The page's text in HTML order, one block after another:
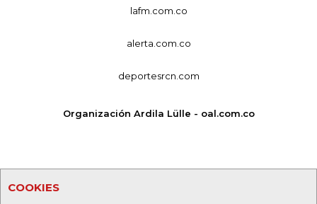
COOKIES
lafm.com.co
alerta.com.co
deportesrcn.com
Organización Ardila Lülle - oal.com.co